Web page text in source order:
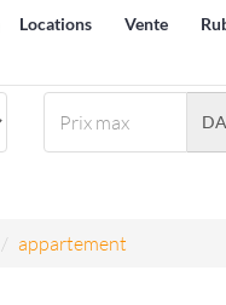
Locations Vente
DA
appartement